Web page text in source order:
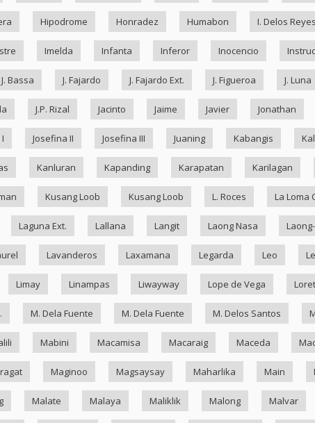
Hipodrome Honradez Humabon I. Delos Reyes
Imelda Infanta Inferor Inocencio
J. Bassa J. Fajardo J. Fajardo Ext. J. Figueroa J. Luna
J.P. Rizal Jacinto Jaime Javier Jonathan
Josefina II Josefina III Juaning Kabangis
Kanluran Kapanding Karapatan Karilagan
Kusang Loob Kusang Loob L. Roces La Loma
Laguna Ext. Lallana Langit Laong Nasa
Lavanderos Laxamana Legarda Leo
Limay Linampas Liwayway Lope de Vega
M. Dela Fuente M. Dela Fuente M. Delos Santos
Mabini Macamisa Macaraig Maceda
Maginoo Magsaysay Maharlika Main
Malate Malaya Maliklik Malong Malvar